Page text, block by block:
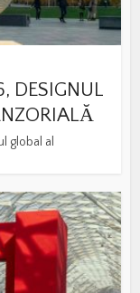
DESIGNUL
global al